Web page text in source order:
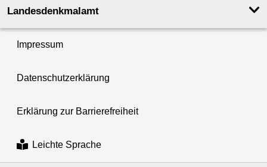
Landesdenkmal­amt
Impressum
Datenschutzerklärung
Erklärung zur Barrierefreiheit
Leichte Sprache